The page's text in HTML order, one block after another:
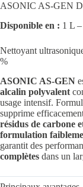
ASONIC AS-GEN
Disponible en : 1 L
Nettoyant
%
ASONIC AS-GEN
alcalin polyvalent
usage intensif.
supprime
résidus de carbone
formulation
garantit des
complètes dans un